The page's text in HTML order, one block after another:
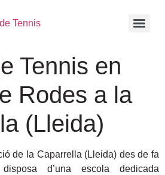
Tennis en
Rodes a la
(Lleida)
de la Caparrella (Lleida) des de fa
d’una escola dedicada